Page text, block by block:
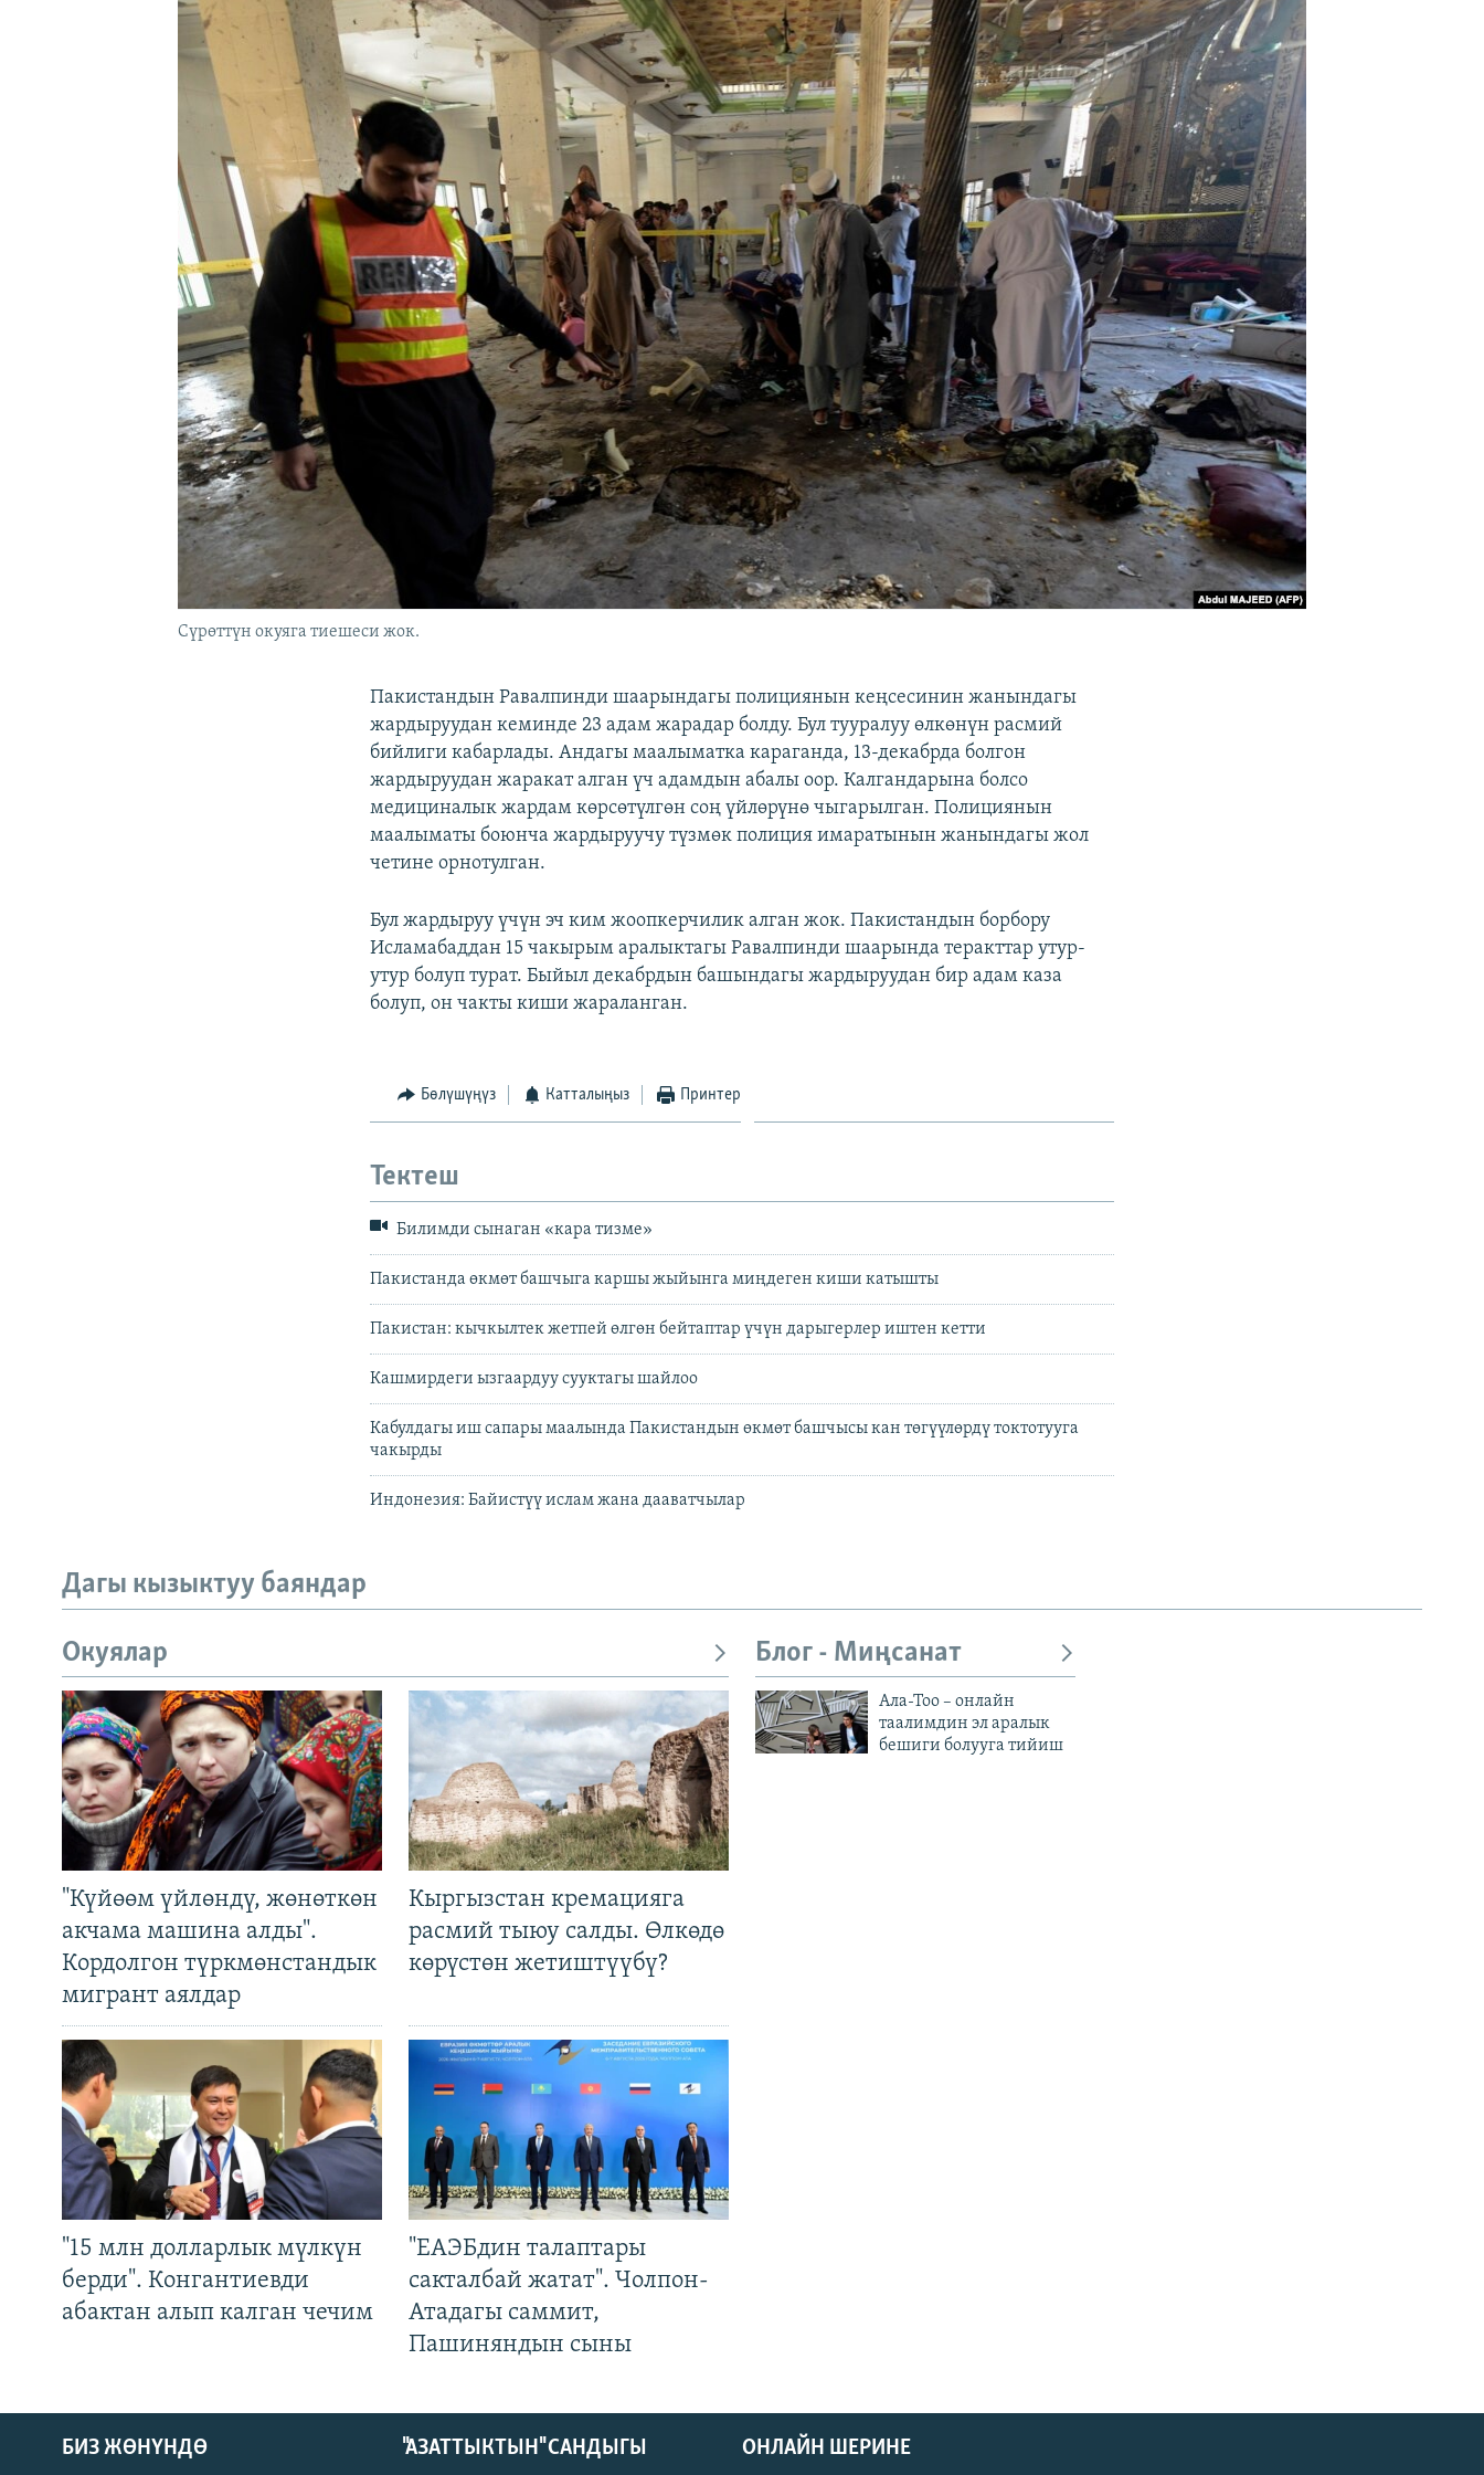
Cүрөттүн окуяга тиешеси жок.
Пакистандын Равалпинди шаарындагы полициянын кеңсесинин жанындагы
жардыруудан кеминде 23 адам жарадар болду. Бул тууралуу өлкөнүн расмий
бийлиги кабарлады. Андагы маалыматка караганда, 13-декабрда болгон
жардыруудан жаракат алган үч адамдын абалы оор. Калгандарына болсо
медициналык жардам көрсөтүлгөн соң үйлөрүнө чыгарылган. Полициянын
маалыматы боюнча жардыруучу түзмөк полиция имаратынын жанындагы жол
четине орнотулган.
Бул жардыруу үчүн эч ким жоопкерчилик алган жок. Пакистандын борбору
Исламабаддан 15 чакырым аралыктагы Равалпинди шаарында теракттар утур-
утур болуп турат. Быйыл декабрдын башындагы жардыруудан бир адам каза
болуп, он чакты киши жараланган.
Бөлүшүңүз Катталыңыз Принтер
Тектеш
Билимди сынаган «кара тизме»
Пакистанда өкмөт башчыга каршы жыйынга миңдеген киши катышты
Пакистан: кычкылтек жетпей өлгөн бейтаптар үчүн дарыгерлер иштен кетти
Кашмирдеги ызгаардуу сууктагы шайлоо
Кабулдагы иш сапары маалында Пакистандын өкмөт башчысы кан төгүүлөрдү токтотууга
чакырды
Индонезия: Байистүү ислам жана дааватчылар
Дагы кызыктуу баяндар
Окуялар
"Күйөөм үйлөндү, жөнөткөн
акчама машина алды".
Кордолгон түркмөнстандык
мигрант аялдар
Кыргызстан кремацияга
расмий тыюу салды. Өлкөдө
көрүстөн жетиштүүбү?
"15 млн долларлык мүлкүн
берди". Конгантиевди
абактан алып калган чечим
"ЕАЭБдин талаптары
сакталбай жатат". Чолпон-
Атадагы саммит,
Пашиняндын сыны
Блог - Миңсанат
Ала-Тоо – онлайн
таалимдин эл аралык
бешиги болууга тийиш
ОНЛАЙН ШЕРИНЕ
БИЗ ЖӨНҮНДӨ "АЗАТТЫКТЫН" САНДЫГЫ